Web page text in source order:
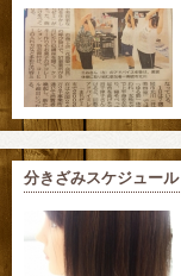
分きざみスケジュール